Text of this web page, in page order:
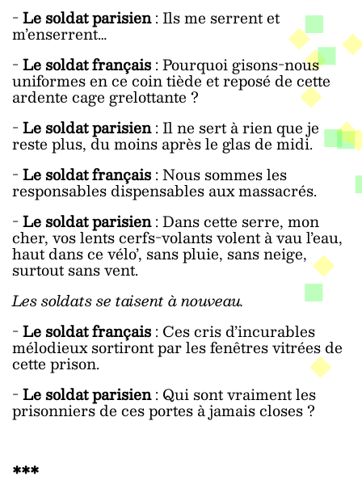
-Le soldat parisien: Ils me serrent et
m’enserrent…
-Le soldat français: Pourquoi gisons-nous
uniformes en ce coin tiède et reposé de cette
ardente cage grelottante ?
-Le soldat parisien: Il ne sert à rien que je
reste plus, du moins après le glas de midi.
-Le soldat français: Nous sommes les
responsables dispensables aux massacrés.
-Le soldat parisien: Dans cette serre, mon
cher, vos lents cerfs-volants volent à vau l’eau,
haut dans ce vélo’, sans pluie, sans neige,
surtout sans vent.
Les soldats se taisent à nouveau.
-Le soldat français: Ces cris d’incurables
mélodieux sortiront par les fenêtres vitrées de
cette prison.
-Le soldat parisien: Qui sont vraiment les
prisonniers de ces portes à jamais closes ?
***